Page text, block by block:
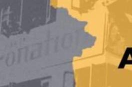
क्या है खबर?
अनुच्छेद 370 पर मोदी
जानकारी दी थी। इस बदलाव के